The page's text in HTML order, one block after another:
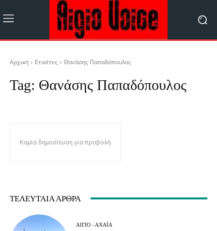
Αρχική Ετικέτες Θανάσης Παπαδόπουλος
Tag: Θανάσης Παπαδόπουλος
Καμία δημοσίευση για προβολή
ΤΕΛΕΥΤΑΊΑ ΆΡΘΡΑ
ΑΊΓΙΟ - ΑΧΑΪ́Α